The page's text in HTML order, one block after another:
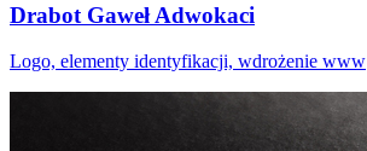
Drabot Gaweł Adwokaci
Logo, elementy identyfikacji, wdrożenie www